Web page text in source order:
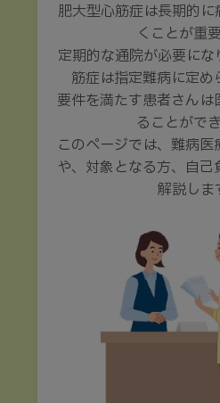
肥大型心筋症は長期的
くことが重
定期的な通院が必要に
筋症は指定難病に定め
要件を満たす患者さん
ることができ
このページでは、難病
や、対象となる方、自
解説しま